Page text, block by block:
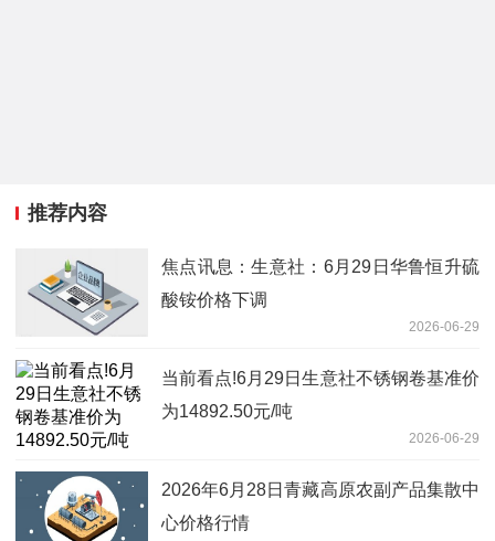
推荐内容
焦点讯息：生意社：6月29日华鲁恒升硫
酸铵价格下调
2026-06-29
当前看点!6月29日生意社不锈钢卷基准价
为14892.50元/吨
2026-06-29
2026年6月28日青藏高原农副产品集散中
心价格行情